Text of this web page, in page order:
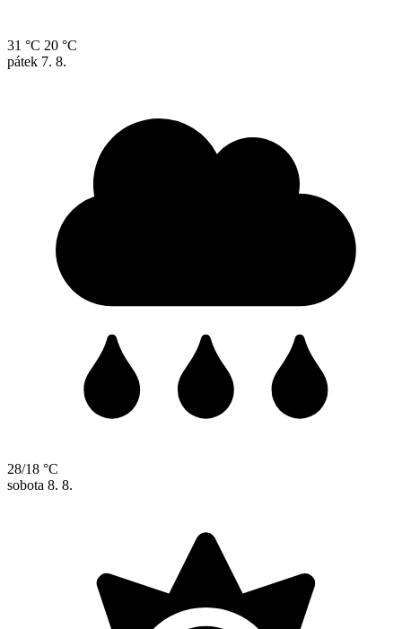
31 °C 20 °C
pátek 7. 8.
28/18 °C
sobota 8. 8.